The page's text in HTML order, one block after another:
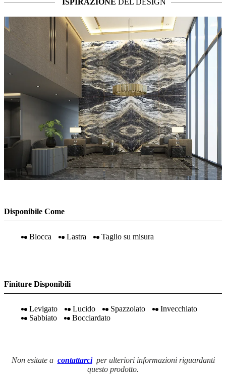
ISPIRAZIONE DEL DESIGN
Disponibile Come
Blocca Lastra Taglio su misura
Finiture Disponibili
Levigato Lucido Spazzolato
Invecchiato
Sabbiato
Bocciardato
Non esitate a contattarciper ulteriori informazioni riguardanti
questo prodotto.